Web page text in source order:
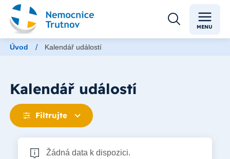
MENU
Úvod / Kalendář událostí
Kalendář událostí
Filtrujte
Žádná data k dispozici.